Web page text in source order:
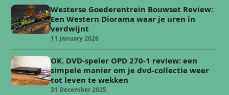
Westerse Goederentrein Bouwset Review:
Een Western Diorama waar je uren in
verdwijnt
11 January 2026
OK. DVD-speler OPD 270-1 review: een
simpele manier om je dvd-collectie weer
tot leven te wekken
31 December 2025